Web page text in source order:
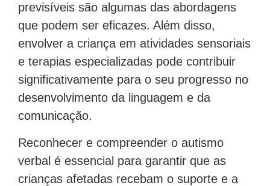
previsíveis são algumas das abordagens
que podem ser eficazes. Além disso,
envolver a criança em atividades sensoriais
e terapias especializadas pode contribuir
significativamente para o seu progresso no
desenvolvimento da linguagem e da
comunicação.
Reconhecer e compreender o autismo
verbal é essencial para garantir que as
crianças afetadas recebam o suporte e a